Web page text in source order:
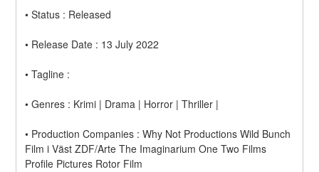
• Status : Released
• Release Date : 13 July 2022
• Tagline :
• Genres : Krimi | Drama | Horror | Thriller |
• Production Companies : Why Not Productions Wild Bunch
Film i Väst ZDF/Arte The Imaginarium One Two Films
Profile Pictures Rotor Film